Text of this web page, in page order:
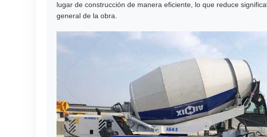
lugar de construcción de manera eficiente, lo que reduce
general de la obra.